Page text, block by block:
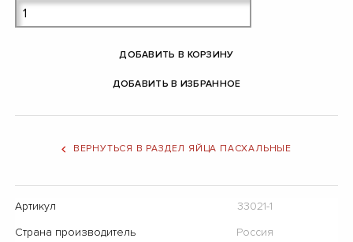
ДОБАВИТЬ В КОРЗИНУ
ДОБАВИТЬ В ИЗБРАННОЕ
ВЕРНУТЬСЯ В РАЗДЕЛ ЯЙЦА ПАСХАЛЬНЫЕ
Артикул
33021-1
Страна производитель
Россия